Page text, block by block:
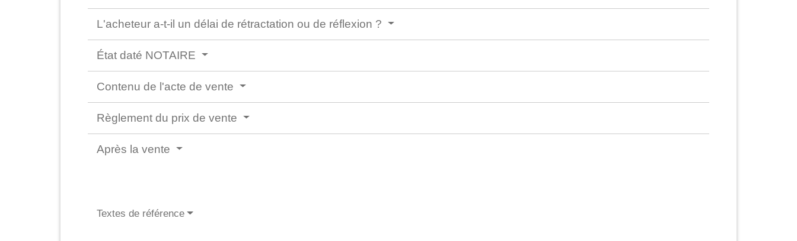
L'acheteur a-t-il un délai de rétractation ou de réflexion ?
État daté NOTAIRE
Contenu de l'acte de vente
Règlement du prix de vente
Après la vente
Textes de référence